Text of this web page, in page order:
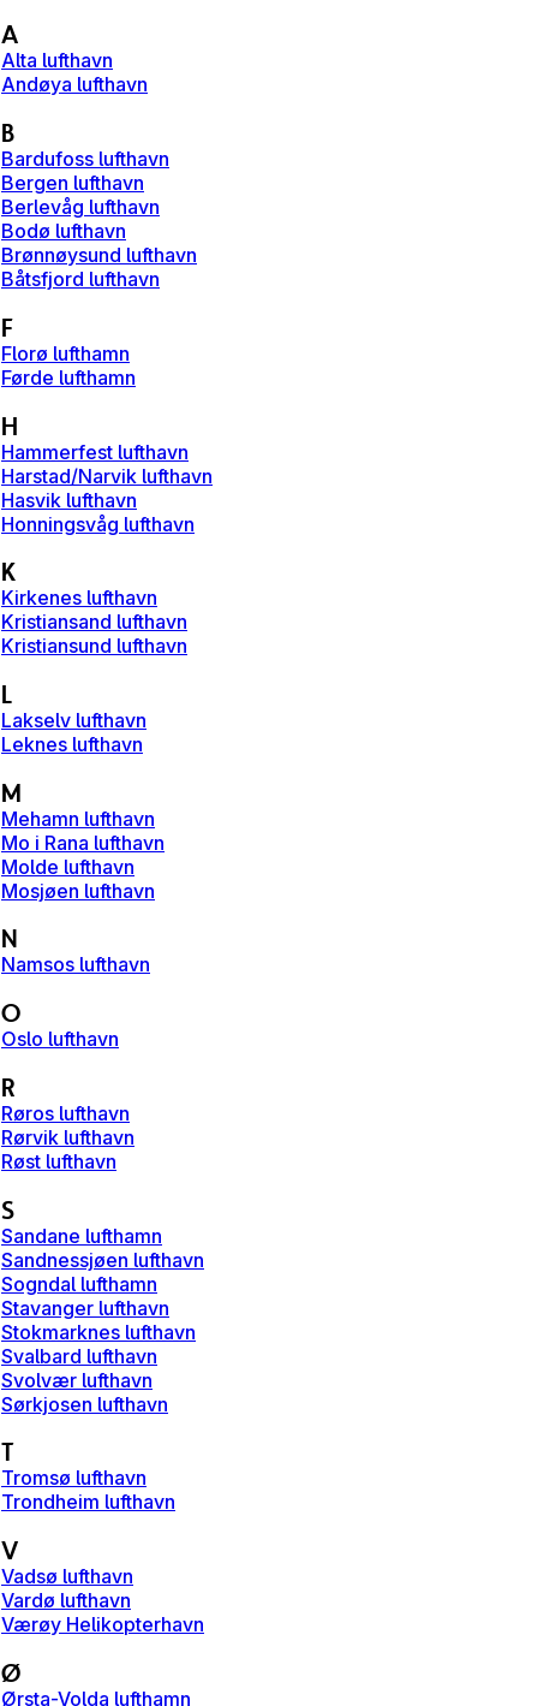
A
Alta lufthavn
Andøya lufthavn
B
Bardufoss lufthavn
Bergen lufthavn
Berlevåg lufthavn
Bodø lufthavn
Brønnøysund lufthavn
Båtsfjord lufthavn
F
Florø lufthamn
Førde lufthamn
H
Hammerfest lufthavn
Harstad/Narvik lufthavn
Hasvik lufthavn
Honningsvåg lufthavn
K
Kirkenes lufthavn
Kristiansand lufthavn
Kristiansund lufthavn
L
Lakselv lufthavn
Leknes lufthavn
M
Mehamn lufthavn
Mo i Rana lufthavn
Molde lufthavn
Mosjøen lufthavn
N
Namsos lufthavn
O
Oslo lufthavn
R
Røros lufthavn
Rørvik lufthavn
Røst lufthavn
S
Sandane lufthamn
Sandnessjøen lufthavn
Sogndal lufthamn
Stavanger lufthavn
Stokmarknes lufthavn
Svalbard lufthavn
Svolvær lufthavn
Sørkjosen lufthavn
T
Tromsø lufthavn
Trondheim lufthavn
V
Vadsø lufthavn
Vardø lufthavn
Værøy Helikopterhavn
Ø
Ørsta-Volda lufthamn